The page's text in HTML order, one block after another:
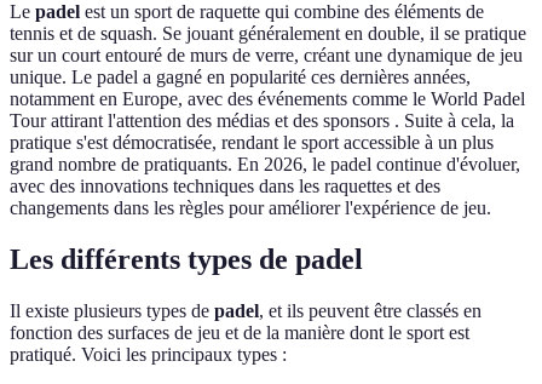
Le padel est un sport de raquette qui combine des éléments de
tennis et de squash. Se jouant généralement en double, il se pratique
sur un court entouré de murs de verre, créant une dynamique de jeu
unique. Le padel a gagné en popularité ces dernières années,
notamment en Europe, avec des événements comme le World Padel
Tour attirant l'attention des médias et des sponsors . Suite à cela, la
pratique s'est démocratisée, rendant le sport accessible à un plus
grand nombre de pratiquants. En 2026, le padel continue d'évoluer,
avec des innovations techniques dans les raquettes et des
changements dans les règles pour améliorer l'expérience de jeu.
Les différents types de padel
Il existe plusieurs types de padel, et ils peuvent être classés en
fonction des surfaces de jeu et de la manière dont le sport est
pratiqué. Voici les principaux types :